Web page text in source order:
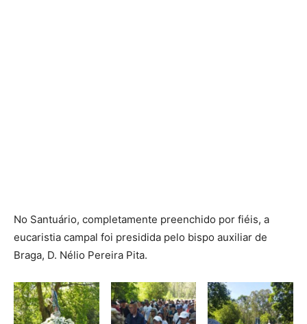
No Santuário, completamente preenchido por fiéis, a
eucaristia campal foi presidida pelo bispo auxiliar de
Braga, D. Nélio Pereira Pita.